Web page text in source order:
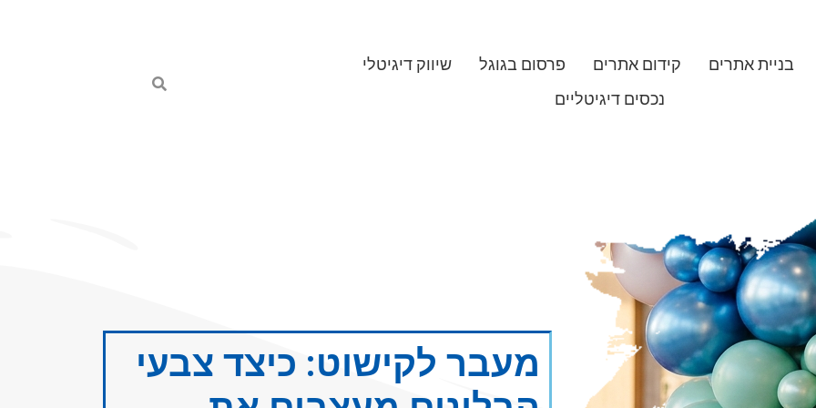
בניית אתרים קידום אתרים פרסום בגוגל
שיווק דיגיטלי
נכסים דיגיטליים
מעבר לקישוט: כיצד צבעי